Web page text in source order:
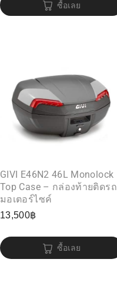
ซื้อเลย
GIVI E46N2 46L Monolock
Top Case – กล่องท้ายติดรถ
มอเตอร์ไซค์
13,500฿
ซื้อเลย